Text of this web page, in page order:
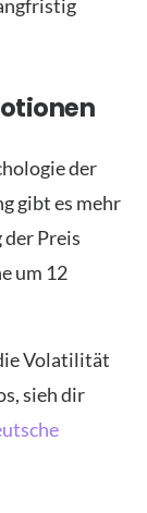
der
gibt es mehr
Preis
um 12
Volatilität
sieh dir